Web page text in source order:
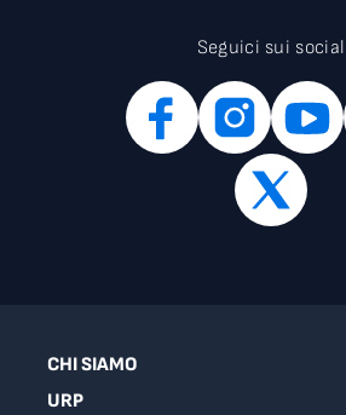
Seguici sui social
CHI SIAMO
URP